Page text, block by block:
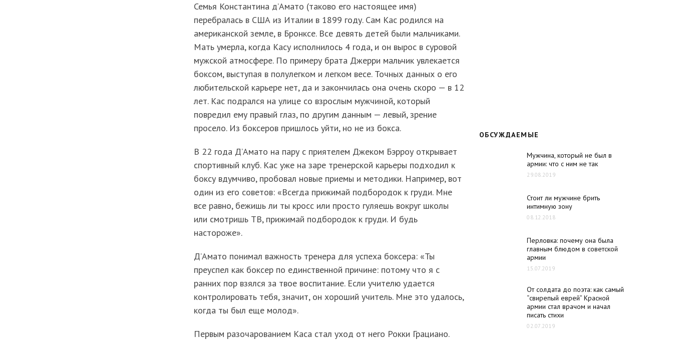
Семья Константина д’Амато (таково его настоящее имя)
перебралась в США из Италии в 1899 году. Сам Кас родился на
американской земле, в Бронксе. Все девять детей были мальчиками.
Мать умерла, когда Касу исполнилось 4 года, и он вырос в суровой
мужской атмосфере. По примеру брата Джерри мальчик увлекается
боксом, выступая в полулегком и легком весе. Точных данных о его
любительской карьере нет, да и закончилась она очень скоро — в 12
лет. Кас подрался на улице со взрослым мужчиной, который
повредил ему правый глаз, по другим данным — левый, зрение
просело. Из боксеров пришлось уйти, но не из бокса.
В 22 года Д’Амато на пару с приятелем Джеком Бэрроу открывает
спортивный клуб. Кас уже на заре тренерской карьеры подходил к
боксу вдумчиво, пробовал новые приемы и методики. Например, вот
один из его советов: «Всегда прижимай подбородок к груди. Мне
все равно, бежишь ли ты кросс или просто гуляешь вокруг школы
или смотришь ТВ, прижимай подбородок к груди. И будь
настороже».
Д’Амато понимал важность тренера для успеха боксера: «Ты
преуспел как боксер по единственной причине: потому что я с
ранних пор взялся за твое воспитание. Если учителю удается
контролировать тебя, значит, он хороший учитель. Мне это удалось,
когда ты был еще молод».
Первым разочарованием Каса стал уход от него Рокки Грациано.
ОБСУЖДАЕМЫЕ
Мужчина, который не был в
армии: что с ним не так
29.08.2019
Стоит ли мужчине брить
интимную зону
08.12.2018
Перловка: почему она была
главным блюдом в советской
армии
15.07.2019
От солдата до поэта: как самый
“свирепый еврей” Красной
армии стал врачом и начал
писать стихи
02.07.2019